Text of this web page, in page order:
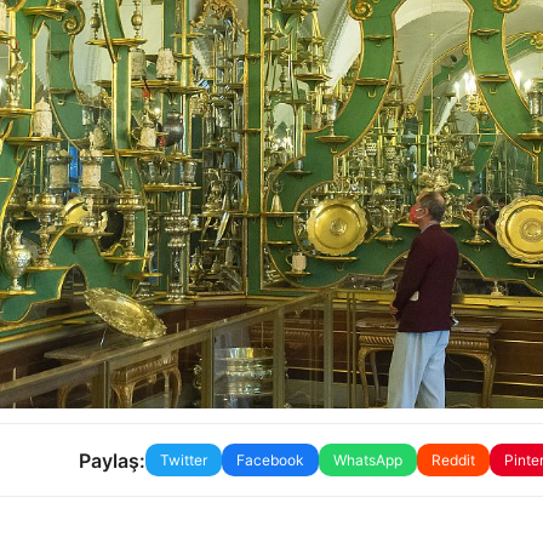
Paylaş: Twitter Facebook WhatsApp Reddit